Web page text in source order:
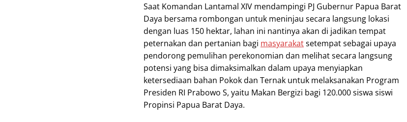
Saat Komandan Lantamal XIV mendampingi PJ Gubernur Papua Barat
Daya bersama rombongan untuk meninjau secara langsung lokasi
dengan luas 150 hektar, lahan ini nantinya akan di jadikan tempat
peternakan dan pertanian bagi masyarakatsetempat sebagai upaya
pendorong pemulihan perekonomian dan melihat secara langsung
potensi yang bisa dimaksimalkan dalam upaya menyiapkan
ketersediaan bahan Pokok dan Ternak untuk melaksanakan Program
Presiden RI Prabowo S, yaitu Makan Bergizi bagi 120.000 siswa siswi
Propinsi Papua Barat Daya.